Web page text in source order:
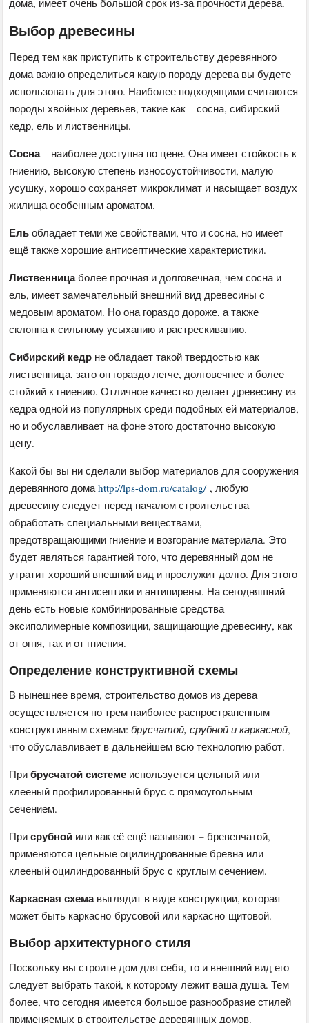
Выбор древесины
Перед тем как приступить к строительству деревянного
дома важно определиться какую породу дерева вы будете
использовать для этого. Наиболее подходящими считаются
породы хвойных деревьев, такие как – сосна, сибирский
кедр, ель и лиственницы.
Сосна– наиболее доступна по цене. Она имеет стойкость к
гниению, высокую степень износоустойчивости, малую
усушку, хорошо сохраняет микроклимат и насыщает воздух
жилища особенным ароматом.
Ель обладает теми же свойствами, что и сосна, но имеет
ещё также хорошие антисептические характеристики.
Лиственницаболее прочная и долговечная, чем сосна и
ель, имеет замечательный внешний вид древесины с
медовым ароматом. Но она гораздо дороже, а также
склонна к сильному усыханию и растрескиванию.
Сибирский кедр не обладает такой твердостью как
лиственница, зато он гораздо легче, долговечнее и более
стойкий к гниению. Отличное качество делает древесину из
кедра одной из популярных среди подобных ей материалов,
но и обуславливает на фоне этого достаточно высокую
цену.
Какой бы вы ни сделали выбор материалов для сооружения
деревянного домаhttp://lps-dom.ru/catalog/, любую
древесину следует перед началом строительства
обработать специальными веществами,
предотвращающими гниение и возгорание материала. Это
будет являться гарантией того, что деревянный дом не
утратит хороший внешний вид и прослужит долго. Для этого
применяются антисептики и антипирены. На сегодняшний
день есть новые комбинированные средства –
эксиполимерные композиции, защищающие древесину, как
от огня, так и от гниения.
Определение конструктивной схемы
В нынешнее время, строительство домов из дерева
осуществляется по трем наиболее распространенным
конструктивным схемам:брусчатой, срубной и каркасной,
что обуславливает в дальнейшем всю технологию работ.
Прибрусчатой системе используется цельный или
клееный профилированный брус с прямоугольным
сечением.
Присрубной или как её ещё называют – бревенчатой,
применяются цельные оцилиндрованные бревна или
клееный оцилиндрованный брус с круглым сечением.
Каркасная схемавыглядит в виде конструкции, которая
может быть каркасно-брусовой или каркасно-щитовой.
Выбор архитектурного стиля
Поскольку вы строите дом для себя, то и внешний вид его
следует выбрать такой, к которому лежит ваша душа. Тем
более, что сегодня имеется большое разнообразие стилей
применяемых в строительстве деревянных домов.